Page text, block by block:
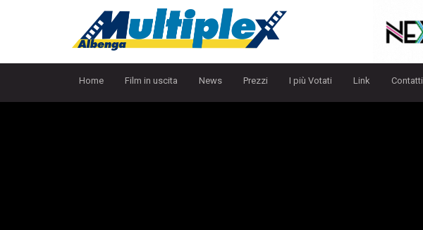
Home Film in uscita News Prezzi I più Votati Link Contatti